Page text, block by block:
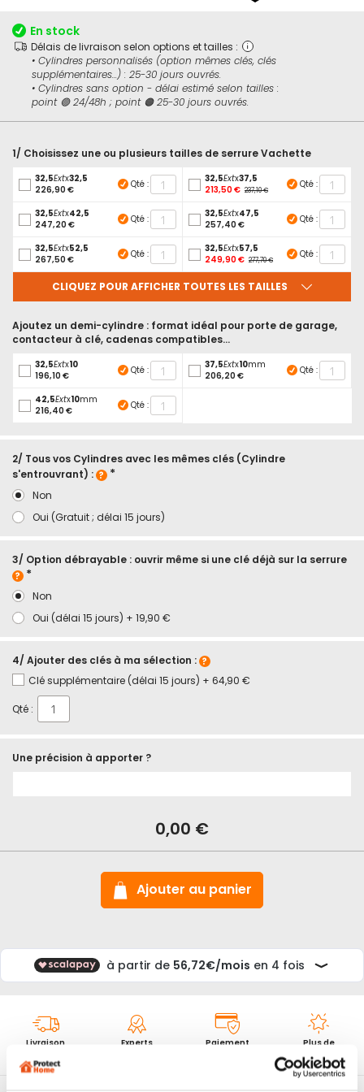
de
la
Galerie
d’images
En stock
Délais de livraison selon options et tailles :
• Cylindres personnalisés (option mêmes clés, clés
supplémentaires...) : 25-30 jours ouvrés.
• Cylindres sans option - délai estimé selon tailles :
point 🟢 24/48h ; point 🟠 25-30 jours ouvrés.
1/ Choisissez une ou plusieurs tailles de serrure Vachette
32,5Extx32,5
226,90 €
Qté : 32,5Extx37,5
213,50 € 237,10 €
Qté :
32,5Extx42,5
247,20 €
Qté : 32,5Extx47,5
257,40 €
Qté :
32,5Extx52,5
267,50 €
Qté : 32,5Extx57,5
249,90 € 277,70 €
Qté :
CLIQUEZ POUR AFFICHER TOUTES LES TAILLES
Ajoutez un demi-cylindre : format idéal pour porte de garage,
contacteur à clé, cadenas compatibles...
32,5Extx10
196,10 €
Qté : 37,5Extx10mm
206,20 €
Qté :
42,5Extx10mm
216,40 €
Qté :
2/ Tous vos Cylindres avec les mêmes clés (Cylindre
s'entrouvrant) :
Non
Oui (Gratuit ; délai 15 jours)
3/ Option débrayable : ouvrir même si une clé déjà sur la serrure
Non
Oui (délai 15 jours) + 19,90 €
4/ Ajouter des clés à ma sélection :
Clé supplémentaire (délai 15 jours) + 64,90 €
Qté :
Une précision à apporter ?
sécurité
0,00 €
Ajouter au panier
Livraison
Experts
Paiement
Plus de
10000 avis